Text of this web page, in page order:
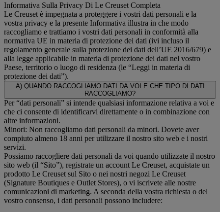
Informativa Sulla Privacy Di Le Creuset Completa
Le Creuset è impegnata a proteggere i vostri dati personali e la
vostra privacy e la presente Informativa illustra in che modo
raccogliamo e trattiamo i vostri dati personali in conformità alla
normativa UE in materia di protezione dei dati (ivi incluso il
regolamento generale sulla protezione dei dati dell’UE 2016/679) e
alla legge applicabile in materia di protezione dei dati nel vostro
Paese, territorio o luogo di residenza (le “Leggi in materia di
protezione dei dati”).
A) QUANDO RACCOGLIAMO DATI DA VOI E CHE TIPO DI DATI
RACCOGLIAMO?
Per “dati personali” si intende qualsiasi informazione relativa a voi e
che ci consente di identificarvi direttamente o in combinazione con
altre informazioni.
Minori: Non raccogliamo dati personali da minori. Dovete aver
compiuto almeno 18 anni per utilizzare il nostro sito web e i nostri
servizi.
Possiamo raccogliere dati personali da voi quando utilizzate il nostro
sito web (il “Sito”), registrate un account Le Creuset, acquistate un
prodotto Le Creuset sul Sito o nei nostri negozi Le Creuset
(Signature Boutiques e Outlet Stores), o vi iscrivete alle nostre
comunicazioni di marketing. A seconda della vostra richiesta o del
vostro consenso, i dati personali possono includere: